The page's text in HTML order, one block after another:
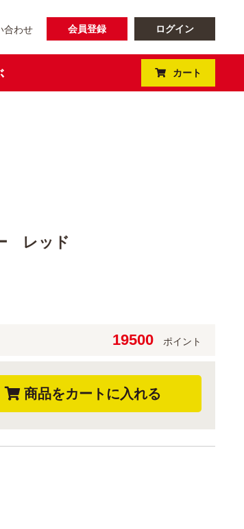
合わせ 会員登録 ログイン
カート
レッド
19500 ポイント